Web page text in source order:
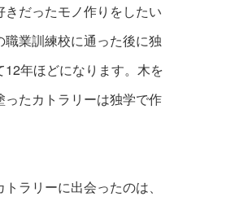
きだったモノ作りをしたい
職業訓練校に通った後に独
12年ほどになります。木を
ったカトラリーは独学で作
ラリーに出会ったのは、